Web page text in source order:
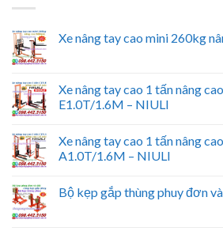
Xe nâng tay cao mini 260kg
Xe nâng tay cao 1 tấn nâng
E1.0T/1.6M – NIULI
Xe nâng tay cao 1 tấn nâng
A1.0T/1.6M – NIULI
Bộ kẹp gắp thùng phuy đơn